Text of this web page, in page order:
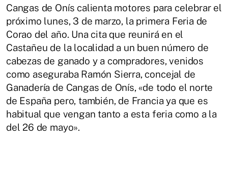
Cangas de Onís calienta motores para celebrar el
próximo lunes, 3 de marzo, la primera Feria de
Corao del año. Una cita que reunirá en el
Castañeu de la localidad a un buen número de
cabezas de ganado y a compradores, venidos
como aseguraba Ramón Sierra, concejal de
Ganadería de Cangas de Onís, «de todo el norte
de España pero, también, de Francia ya que es
habitual que vengan tanto a esta feria como a la
del 26 de mayo».